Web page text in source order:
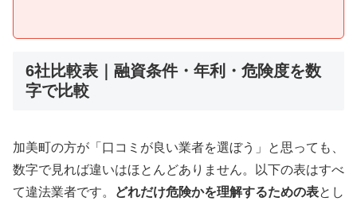
6社比較表｜融資条件・年利・危険度を数
字で比較
加美町の方が「口コミが良い業者を選ぼう」と思っても、
数字で見れば違いはほとんどありません。以下の表はすべ
て違法業者です。
どれだけ危険かを理解するための表とし